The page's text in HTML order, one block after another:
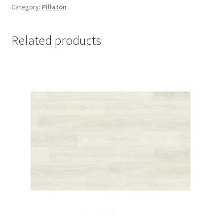
Category: Pillaton
Related products